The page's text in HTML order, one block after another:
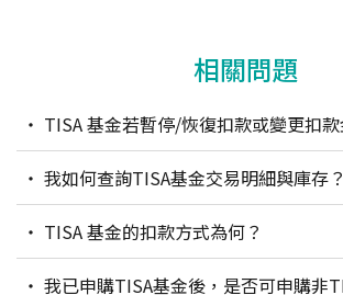
相關問題
號，仍享有手續費優惠嗎？
我如何查詢TISA基金交易明細與庫存？
TISA 基金的扣款方式為何？